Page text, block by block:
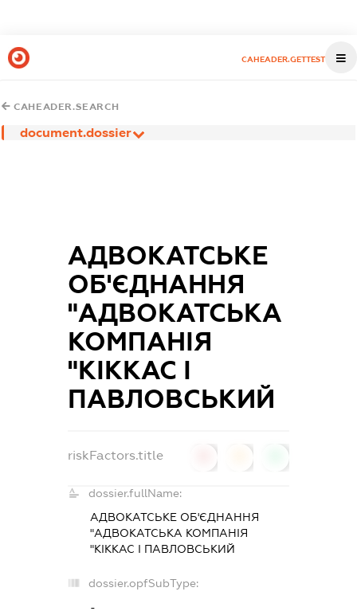
CAHEADER.GETTEST
CAHEADER.SEARCH
document.dossier
АДВОКАТСЬКЕ
ОБ'ЄДНАННЯ
"АДВОКАТСЬКА
КОМПАНІЯ
"КІККАС І
ПАВЛОВСЬКИЙ
riskFactors.title
dossier.fullName:
АДВОКАТСЬКЕ ОБ'ЄДНАННЯ
"АДВОКАТСЬКА КОМПАНІЯ
"КІККАС І ПАВЛОВСЬКИЙ
dossier.opfSubType:
-